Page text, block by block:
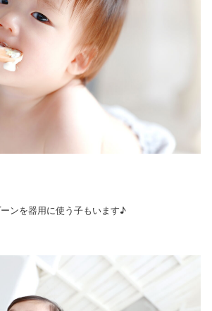
ーンを器用に使う子もいます♪